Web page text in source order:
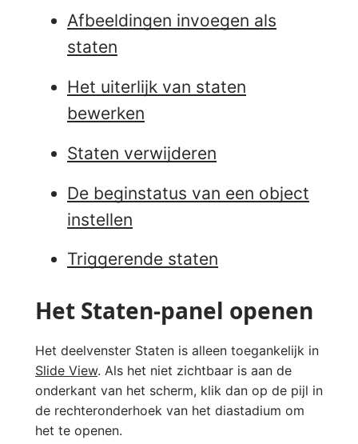
Afbeeldingen invoegen als
staten
Het uiterlijk van staten
bewerken
Staten verwijderen
De beginstatus van een object
instellen
Triggerende staten
Het Staten-panel openen
Het deelvenster Staten is alleen toegankelijk in
Slide View. Als het niet zichtbaar is aan de
onderkant van het scherm, klik dan op de pijl in
de rechteronderhoek van het diastadium om
het te openen.